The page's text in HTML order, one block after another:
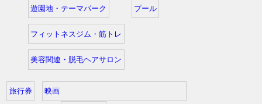
遊園地・テーマパーク プール
フィットネスジム・筋トレ
美容関連・脱毛ヘアサロン
旅行券 映画